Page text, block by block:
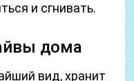
и сгнивать.
дома
вид, хранит